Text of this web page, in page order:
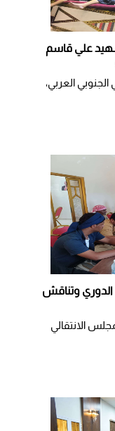
علي قاسم
العربي،
الدوري وتناقش
الانتقالي